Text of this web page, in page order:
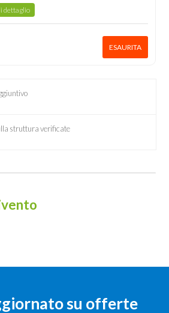
dettaglio
ESAURITA
struttura verificate
su offerte